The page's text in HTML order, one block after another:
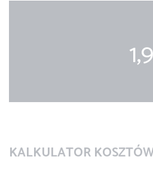
KALKULATOR